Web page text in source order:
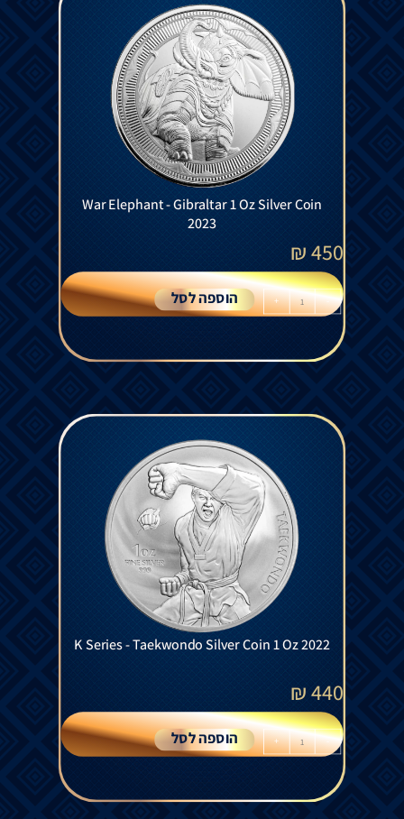
War Elephant - Gibraltar 1 Oz Silver Coin
2023
450
₪
-
+ הוספה לסל
K Series - Taekwondo Silver Coin 1 Oz 2022
440
₪
-
+ הוספה לסל